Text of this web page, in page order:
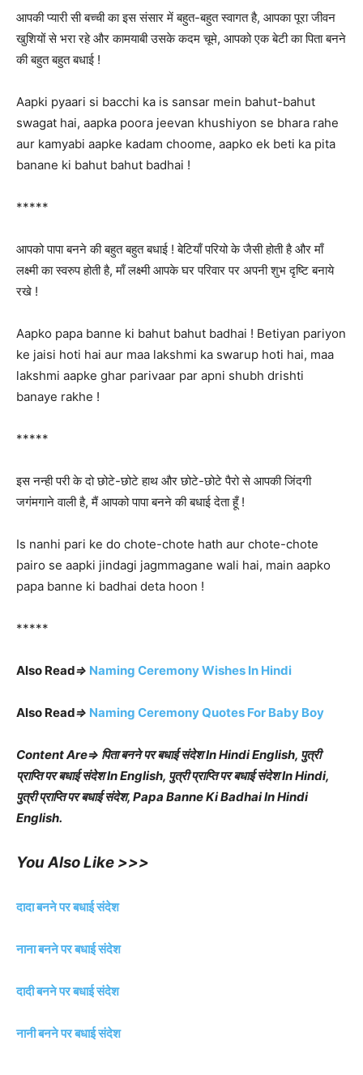
आपकी प्यारी सी बच्ची का इस संसार में बहुत-बहुत स्वागत है, आपका पूरा जीवन
खुशियों से भरा रहे और कामयाबी उसके कदम चूमे, आपको एक बेटी का पिता बनने
की बहुत बहुत बधाई !
Aapki pyaari si bacchi ka is sansar mein bahut-bahut
swagat hai, aapka poora jeevan khushiyon se bhara rahe
aur kamyabi aapke kadam choome, aapko ek beti ka pita
banane ki bahut bahut badhai !
*****
आपको पापा बनने की बहुत बहुत बधाई ! बेटियाँ परियो के जैसी होती है और माँ
लक्ष्मी का स्वरुप होती है, माँ लक्ष्मी आपके घर परिवार पर अपनी शुभ दृष्टि बनाये
रखे !
Aapko papa banne ki bahut bahut badhai ! Betiyan pariyon
ke jaisi hoti hai aur maa lakshmi ka swarup hoti hai, maa
lakshmi aapke ghar parivaar par apni shubh drishti
banaye rakhe !
*****
इस नन्ही परी के दो छोटे-छोटे हाथ और छोटे-छोटे पैरो से आपकी जिंदगी
जगंमगाने वाली है, मैं आपको पापा बनने की बधाई देता हूँ !
Is nanhi pari ke do chote-chote hath aur chote-chote
pairo se aapki jindagi jagmmagane wali hai, main aapko
papa banne ki badhai deta hoon !
*****
Also Read⇒ Naming Ceremony Wishes In Hindi
Also Read⇒ Naming Ceremony Quotes For Baby Boy
Content Are⇒ पिता बनने पर बधाई संदेश In Hindi English, पुत्री
प्राप्ति पर बधाई संदेश In English, पुत्री प्राप्ति पर बधाई संदेश In Hindi,
पुत्री प्राप्ति पर बधाई संदेश, Papa Banne Ki Badhai In Hindi
English.
You Also Like >>>
दादा बनने पर बधाई संदेश
नाना बनने पर बधाई संदेश
दादी बनने पर बधाई संदेश
नानी बनने पर बधाई संदेश